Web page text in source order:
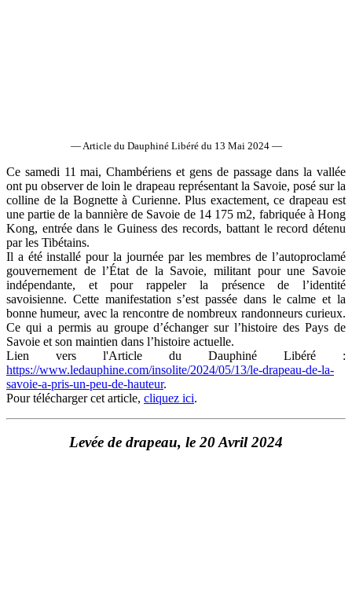
— Article du Dauphiné Libéré du 13 Mai 2024 —
Ce samedi 11 mai, Chambériens et gens de passage dans la vallée
ont pu observer de loin le drapeau représentant la Savoie, posé sur la
colline de la Bognette à Curienne. Plus exactement, ce drapeau est
une partie de la bannière de Savoie de 14 175 m2, fabriquée à Hong
Kong, entrée dans le Guiness des records, battant le record détenu
par les Tibétains.
Il a été installé pour la journée par les membres de l’autoproclamé
gouvernement de l’État de la Savoie, militant pour une Savoie
indépendante, et pour rappeler la présence de l’identité
savoisienne. Cette manifestation s’est passée dans le calme et la
bonne humeur, avec la rencontre de nombreux randonneurs curieux.
Ce qui a permis au groupe d’échanger sur l’histoire des Pays de
Savoie et son maintien dans l’histoire actuelle.
Lien vers l'Article du Dauphiné Libéré :
https://www.ledauphine.com/insolite/2024/05/13/le-drapeau-de-la-
savoie-a-pris-un-peu-de-hauteur.
Pour télécharger cet article, cliquez ici.
Levée de drapeau, le 20 Avril 2024